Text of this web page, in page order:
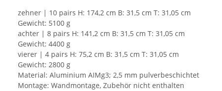
zehner | 10 pairs H: 174,2 cm B: 31,5 cm T: 31,05 cm
Gewicht: 5100 g
achter | 8 pairs H: 141,2 cm B: 31,5 cm T: 31,05 cm
Gewicht: 4400 g
vierer | 4 pairs H: 75,2 cm B: 31,5 cm T: 31,05 cm
Gewicht: 2800 g
Material: Aluminium AIMg3; 2,5 mm pulverbeschichtet
Montage: Wandmontage, Zubehör nicht enthalten